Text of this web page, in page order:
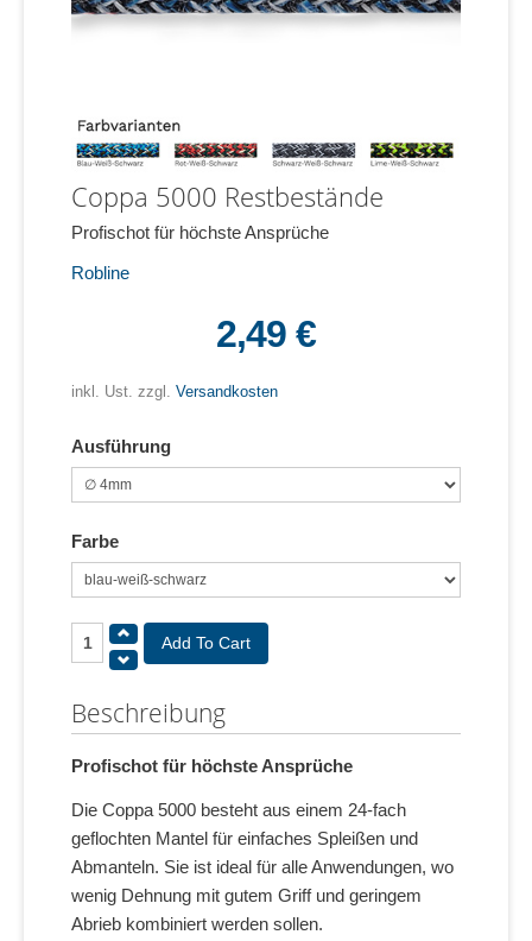
Coppa 5000 Restbestände
Profischot für höchste Ansprüche
Robline
2,49 €
inkl. Ust. zzgl. Versandkosten
Ausführung
Farbe
Beschreibung
Profischot für höchste Ansprüche
Die Coppa 5000 besteht aus einem 24-fach
geflochten Mantel für einfaches Spleißen und
Abmanteln. Sie ist ideal für alle Anwendungen, wo
wenig Dehnung mit gutem Griff und geringem
Abrieb kombiniert werden sollen.